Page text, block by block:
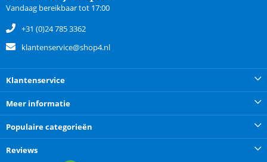
Vandaag bereikbaar tot 17:00
+31 (0)24 785 3362
klantenservice@shop4.nl
Klantenservice
Meer informatie
Populaire categorieën
Reviews